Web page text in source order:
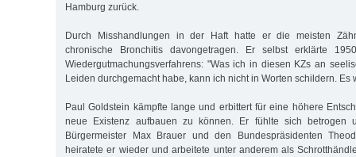
Hamburg zurück.
Durch Misshandlungen in der Haft hatte er die meisten
chronische Bronchitis davongetragen. Er selbst erklärte
Wiedergutmachungsverfahrens: "Was ich in diesen KZs an
Leiden durchgemacht habe, kann ich nicht in Worten schildern. Es
Paul Goldstein kämpfte lange und erbittert für eine höhere
neue Existenz aufbauen zu können. Er fühlte sich betrogen
Bürgermeister Max Brauer und den Bundespräsidenten
heiratete er wieder und arbeitete unter anderem als